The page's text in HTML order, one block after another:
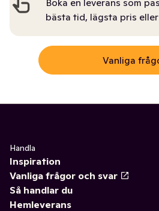
bästa tid, lägsta pris
Vanliga
Handla
Inspiration
Vanliga frågor och svar
Så handlar du
Hemleverans